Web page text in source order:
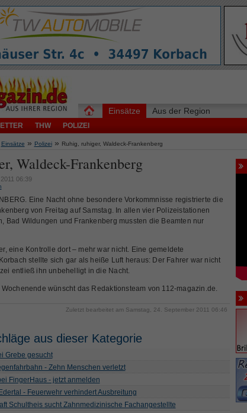
Einsätze
THW POLIZEI
Aus der Region
Einsätze » Polizei » Ruhig, ruhiger, Waldeck-Frankenberg
Waldeck-Frankenberg
06:39
Eine Nacht ohne besondere Vorkommnisse registrierte die
von Freitag auf Samstag. In allen vier Polizeistationen
Bad Wildungen und Frankenberg mussten die Beamten nur
eine Kontrolle dort – mehr war nicht. Eine gemeldete
stellte sich gar als heiße Luft heraus: Der Fahrer war nicht
entließ ihn unbehelligt in die Nacht.
wünscht das Redaktionsteam von 112-magazin.de.
Zuletzt bearbeitet am Samstag, 24. September 2011 06:46
aus dieser Kategorie
Grebe gesucht
- Zehn Menschen verletzt
FingerHaus - jetzt anmelden
- Feuerwehr verhindert Ausbreitung
Schultheis sucht Zahnmedizinische Fachangestellte